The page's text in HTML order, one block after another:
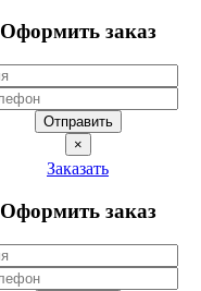
Оформить заказ
Отправить
×
Заказать
Оформить заказ